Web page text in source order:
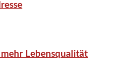
Lebensqualität